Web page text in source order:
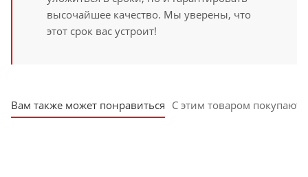
высочайшее качество. Мы уверены, что
этот срок вас устроит!
Вам также может понравиться С этим товаром покупают